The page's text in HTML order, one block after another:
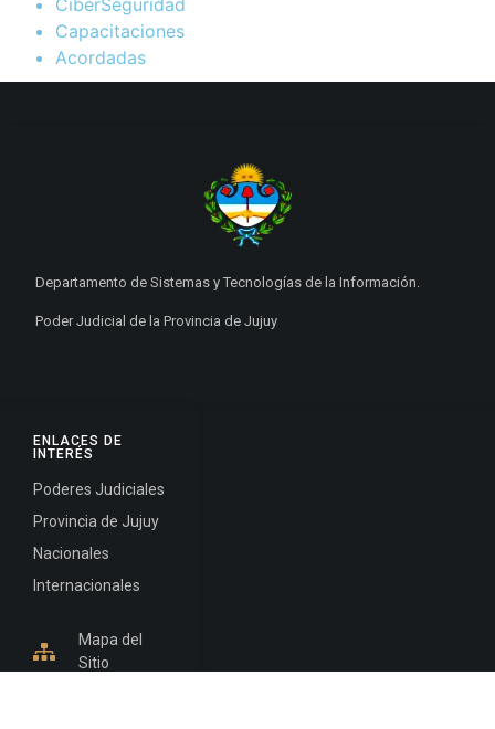
Capacitaciones
Acordadas
ENLACES DE
INTERÉS
Poderes Judiciales
Provincia de Jujuy
Nacionales
Internacionales
Mapa del
Sitio
Departamento de Sistemas y Tecnologías de la Información.
Poder Judicial de la Provincia de Jujuy